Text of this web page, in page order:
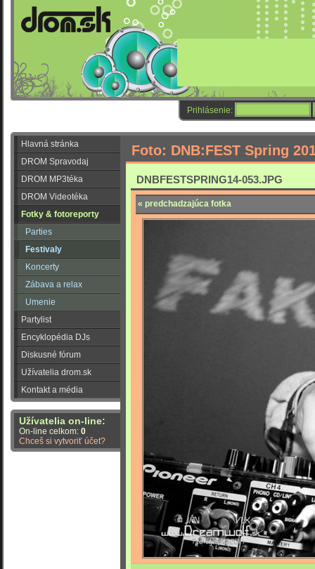
Prihlásenie:
Hlavná stránka
DROM Spravodaj
DROM MP3téka
DROM Videotéka
Fotky & fotoreporty
Parties
Festivaly
Koncerty
Zábava a relax
Umenie
Partylist
Encyklopédia DJs
Diskusné fórum
Užívatelia drom.sk
Kontakt a média
Užívatelia on-line:
On-line celkom: 0
Chceš si vytvoriť účet?
Foto: DNB:FEST Spring
DNBFESTSPRING14-053.JPG
« predchadzajúca fotka